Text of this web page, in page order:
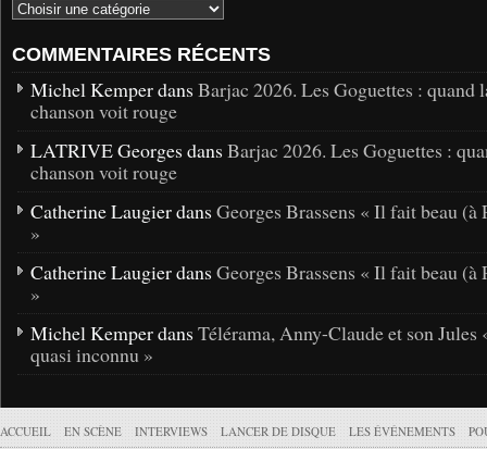
COMMENTAIRES RÉCENTS
Michel Kemper dans Barjac 2026. Les Goguettes : quand
chanson voit rouge
LATRIVE Georges dans Barjac 2026. Les Goguettes :
chanson voit rouge
Catherine Laugier dans Georges Brassens « Il fait beau (à
»
Catherine Laugier dans Georges Brassens « Il fait beau (à
»
Michel Kemper dans Télérama, Anny-Claude et son Jules
quasi inconnu »
ACCUEIL EN SCÈNE INTERVIEWS LANCER DE DISQUE LES ÉVÉNEMENTS